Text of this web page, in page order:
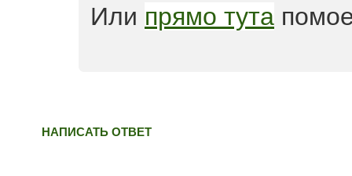
Или прямо тута
НАПИСАТЬ ОТВЕТ